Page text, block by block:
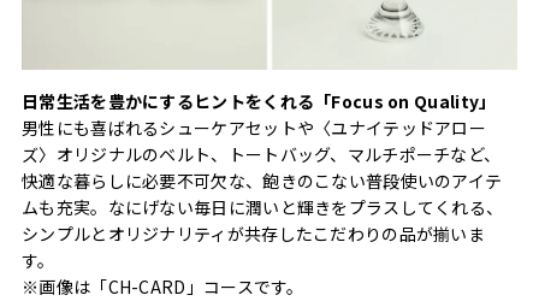
日常生活を豊かにするヒントをくれる「Focus on Quality」
男性にも喜ばれるシューケアセットや〈ユナイテッドアロー
ズ〉オリジナルのベルト、トートバッグ、マルチポーチなど、
快適な暮らしに必要不可欠な、飽きのこない普段使いのアイテ
ムも充実。なにげない毎日に潤いと輝きをプラスしてくれる、
シンプルとオリジナリティが共存したこだわりの品が揃いま
す。
※画像は「CH-CARD」コースです。